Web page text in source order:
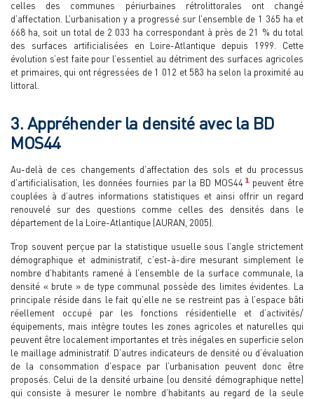
celles des communes périurbaines rétrolittorales ont changé
d’affectation. L’urbanisation y a progressé sur l’ensemble de 1 365 ha et
668 ha, soit un total de 2 033 ha correspondant à près de 21 % du total
des surfaces artificialisées en Loire-Atlantique depuis 1999. Cette
évolution s’est faite pour l’essentiel au détriment des surfaces agricoles
et primaires, qui ont régressées de 1 012 et 583 ha selon la proximité au
littoral.
3. Appréhender la densité avec la BD
MOS44
Au-delà de ces changements d’affectation des sols et du processus
d’artificialisation, les données fournies par la BD MOS44 1peuvent être
couplées à d’autres informations statistiques et ainsi offrir un regard
renouvelé sur des questions comme celles des densités dans le
département de la Loire-Atlantique (AURAN, 2005).
Trop souvent perçue par la statistique usuelle sous l’angle strictement
démographique et administratif, c’est-à-dire mesurant simplement le
nombre d’habitants ramené à l’ensemble de la surface communale, la
densité « brute » de type communal possède des limites évidentes. La
principale réside dans le fait qu’elle ne se restreint pas à l’espace bâti
réellement occupé par les fonctions résidentielle et d’activités/
équipements, mais intègre toutes les zones agricoles et naturelles qui
peuvent être localement importantes et très inégales en superficie selon
le maillage administratif. D’autres indicateurs de densité ou d’évaluation
de la consommation d’espace par l’urbanisation peuvent donc être
proposés. Celui de la densité urbaine (ou densité démographique nette)
qui consiste à mesurer le nombre d’habitants au regard de la seule